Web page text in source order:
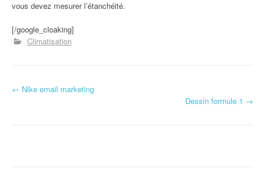
vous devez mesurer l’étanchéité.
[/google_cloaking]
Climatisation
Navigation d'article
← Nike email marketing
Dessin formule 1 →